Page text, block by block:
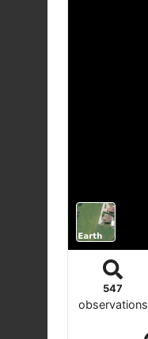
547
observations